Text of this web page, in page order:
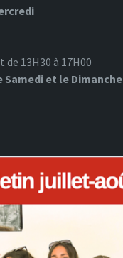
de 13H30 à 17H00
Samedi et le Dimanche